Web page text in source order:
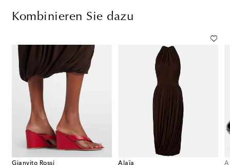
Kombinieren Sie dazu
Gianvito Rossi Alaïa